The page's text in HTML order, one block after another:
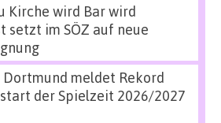
Kirche wird Bar wird
setzt im SÖZ auf neue
meldet Rekord
der Spielzeit 2026/2027